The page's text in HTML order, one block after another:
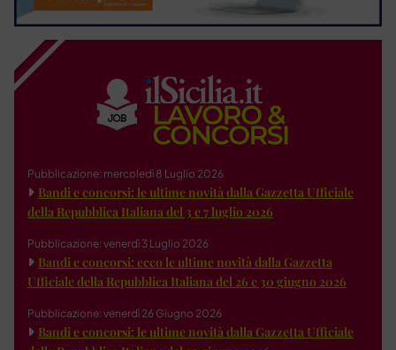
Pubblicazione: mercoledì 8 Luglio 2026
Bandi e concorsi: le ultime novità dalla Gazzetta Ufficiale
della Repubblica Italiana del 3 e 7 luglio 2026
Pubblicazione: venerdì 3 Luglio 2026
Bandi e concorsi: ecco le ultime novità dalla Gazzetta
Ufficiale della Repubblica Italiana del 26 e 30 giugno 2026
Pubblicazione: venerdì 26 Giugno 2026
Bandi e concorsi: le ultime novità dalla Gazzetta Ufficiale